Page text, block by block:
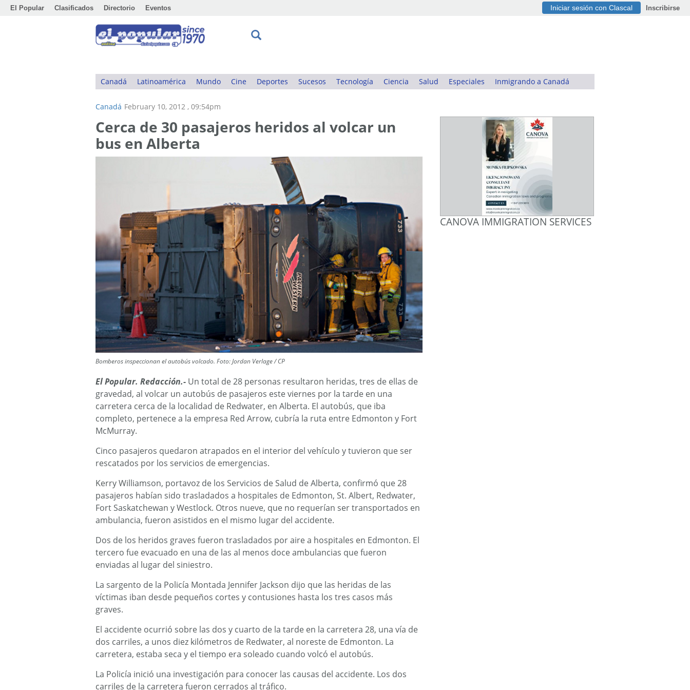
El Popular Clasificados Directorio Eventos Iniciar sesión con Clascal Inscribirse
Canadá Latinoamérica Mundo Cine Deportes Sucesos Tecnología Ciencia Salud Especiales Inmigrando a Canadá
Canadá February 10, 2012 , 09:54pm
Cerca de 30 pasajeros heridos al volcar un
bus en Alberta
Bomberos inspeccionan el autobús volcado. Foto: Jordan Verlage / CP
El Popular. Redacción.- Un total de 28 personas resultaron heridas, tres de ellas de
gravedad, al volcar un autobús de pasajeros este viernes por la tarde en una
carretera cerca de la localidad de Redwater, en Alberta. El autobús, que iba
completo, pertenece a la empresa Red Arrow, cubría la ruta entre Edmonton y Fort
McMurray.
Cinco pasajeros quedaron atrapados en el interior del vehículo y tuvieron que ser
rescatados por los servicios de emergencias.
Kerry Williamson, portavoz de los Servicios de Salud de Alberta, confirmó que 28
pasajeros habían sido trasladados a hospitales de Edmonton, St. Albert, Redwater,
Fort Saskatchewan y Westlock. Otros nueve, que no requerían ser transportados en
ambulancia, fueron asistidos en el mismo lugar del accidente.
Dos de los heridos graves fueron trasladados por aire a hospitales en Edmonton. El
tercero fue evacuado en una de las al menos doce ambulancias que fueron
enviadas al lugar del siniestro.
La sargento de la Policía Montada Jennifer Jackson dijo que las heridas de las
víctimas iban desde pequeños cortes y contusiones hasta los tres casos más
graves.
El accidente ocurrió sobre las dos y cuarto de la tarde en la carretera 28, una vía de
dos carriles, a unos diez kilómetros de Redwater, al noreste de Edmonton. La
carretera, estaba seca y el tiempo era soleado cuando volcó el autobús.
La Policía inició una investigación para conocer las causas del accidente. Los dos
carriles de la carretera fueron cerrados al tráfico.
CANOVA IMMIGRATION SERVICES